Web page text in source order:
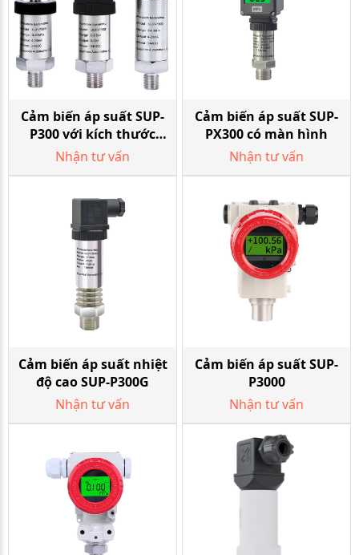
Cảm biến áp suất SUP-
P300 với kích thước
nhỏ gọn để sử dụng
phổ biến
Nhận tư vấn
Cảm biến áp suất SUP-
PX300 có màn hình
Nhận tư vấn
Cảm biến áp suất nhiệt
độ cao SUP-P300G
Nhận tư vấn
Cảm biến áp suất SUP-
P3000
Nhận tư vấn